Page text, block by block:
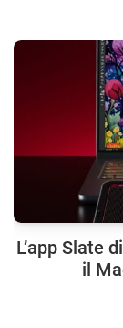
L’app Slate
il